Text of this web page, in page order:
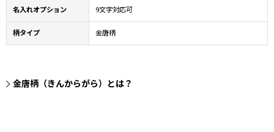
名入れオプション 9文字対応可
柄タイプ 金唐柄
金唐柄（きんからがら）とは？